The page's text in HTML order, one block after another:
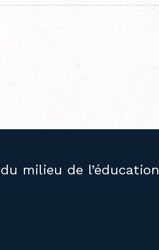
milieu de l’éducation